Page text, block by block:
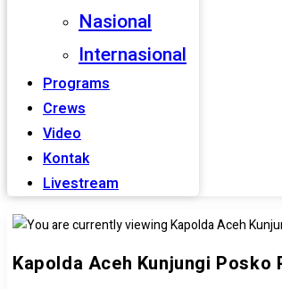
Nasional
Internasional
Programs
Crews
Video
Kontak
Livestream
Kapolda Aceh Kunjungi